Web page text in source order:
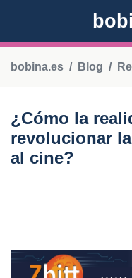
bobina.es Blog
¿Cómo la
revolucionar
al cine?